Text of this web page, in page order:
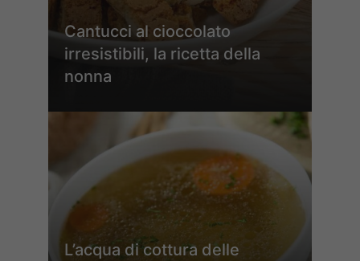
Cantucci al cioccolato
irresistibili, la ricetta della
nonna
L’acqua di cottura delle